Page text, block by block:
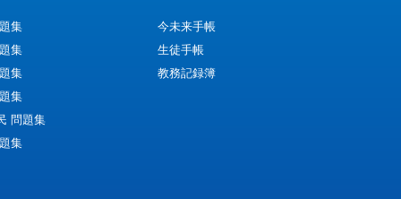
集
集
集
集
問題集
集
今未来手帳
生徒手帳
教務記録簿